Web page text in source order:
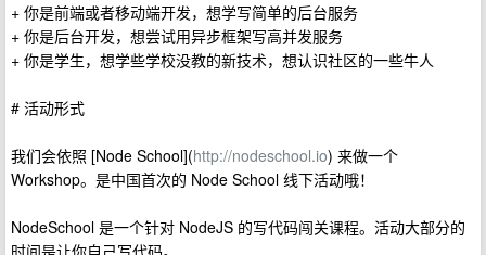
+ 你是前端或者移动端开发，想学写简单的后台服务
+ 你是后台开发，想尝试用异步框架写高并发服务
+ 你是学生，想学些学校没教的新技术，想认识社区的一些牛人
# 活动形式
我们会依照 [Node School](http://nodeschool.io) 来做一个
Workshop。是中国首次的 Node School 线下活动哦！
NodeSchool 是一个针对 NodeJS 的写代码闯关课程。活动大部分的
时间是让你自己写代码。